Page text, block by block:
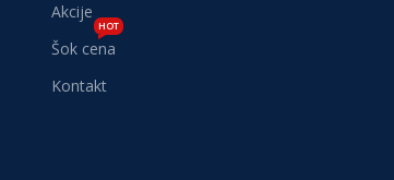
Akcije
Šok cena
HOT
Kontakt